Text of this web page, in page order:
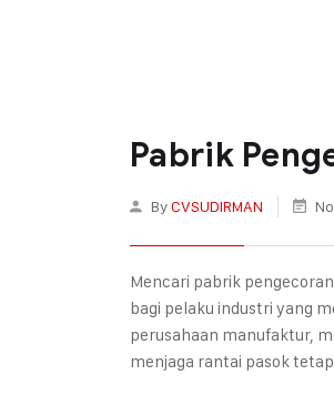
Pabrik
ByCVSUDIRMAN
Mencari pabrik
bagi pelaku industri yang
perusahaan manufaktur,
menjaga rantai pasok